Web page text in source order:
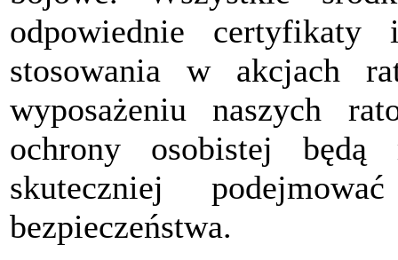
odpowiednie certyfikaty
stosowania w akcjach
wyposażeniu naszych
ochrony osobistej
skuteczniej
bezpieczeństwa.